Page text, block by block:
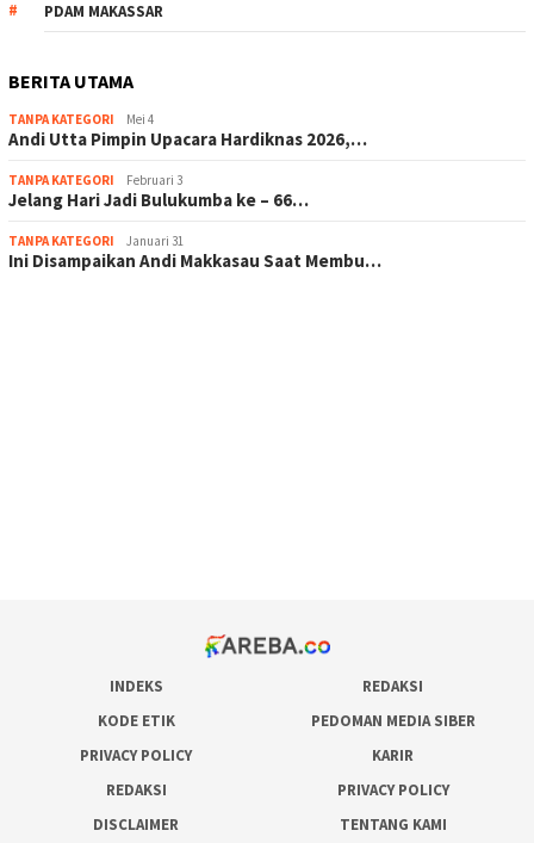
PDAM MAKASSAR
BERITA UTAMA
TANPA KATEGORI Mei 4
Andi Utta Pimpin Upacara Hardiknas 2026,…
TANPA KATEGORI Februari 3
Jelang Hari Jadi Bulukumba ke – 66…
TANPA KATEGORI Januari 31
Ini Disampaikan Andi Makkasau Saat Membu…
INDEKS
REDAKSI
KODE ETIK
PEDOMAN MEDIA SIBER
PRIVACY POLICY
KARIR
REDAKSI
PRIVACY POLICY
DISCLAIMER
TENTANG KAMI